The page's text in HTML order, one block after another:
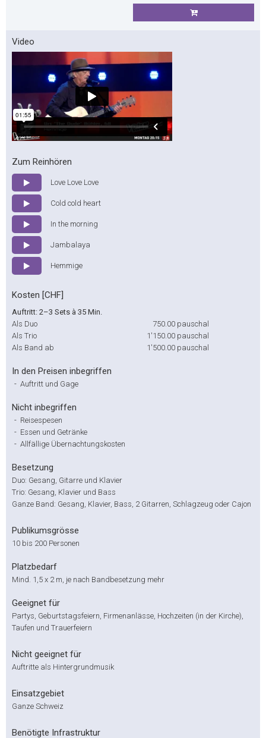
Video
Zum Reinhören
Love Love Love
Cold cold heart
In the morning
Jambalaya
Hemmige
Kosten [CHF]
Auftritt: 2–3 Sets à 35 Min.
Als Duo
750.00 pauschal
Als Trio
1'150.00 pauschal
Als Band ab
1'500.00 pauschal
In den Preisen inbegriffen
- Auftritt und Gage
Nicht inbegriffen
- Reisespesen
- Essen und Getränke
- Allfällige Übernachtungskosten
Besetzung
Duo: Gesang, Gitarre und Klavier
Trio: Gesang, Klavier und Bass
Ganze Band: Gesang, Klavier, Bass, 2 Gitarren, Schlagzeug oder Cajon
Publikumsgrösse
10 bis 200 Personen
Platzbedarf
Mind. 1,5 x 2 m, je nach Bandbesetzung mehr
Geeignet für
Partys, Geburtstagsfeiern, Firmenanlässe, Hochzeiten (in der Kirche),
Taufen und Trauerfeiern
Nicht geeignet für
Auftritte als Hintergrundmusik
Einsatzgebiet
Ganze Schweiz
Benötigte Infrastruktur